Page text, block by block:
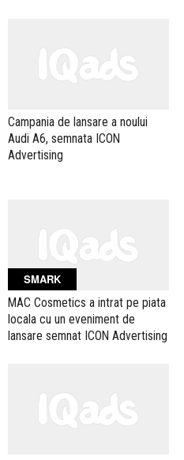
Campania de lansare a noului
Audi A6, semnata ICON
Advertising
SMARK
MAC Cosmetics a intrat pe piata
locala cu un eveniment de
lansare semnat ICON Advertising